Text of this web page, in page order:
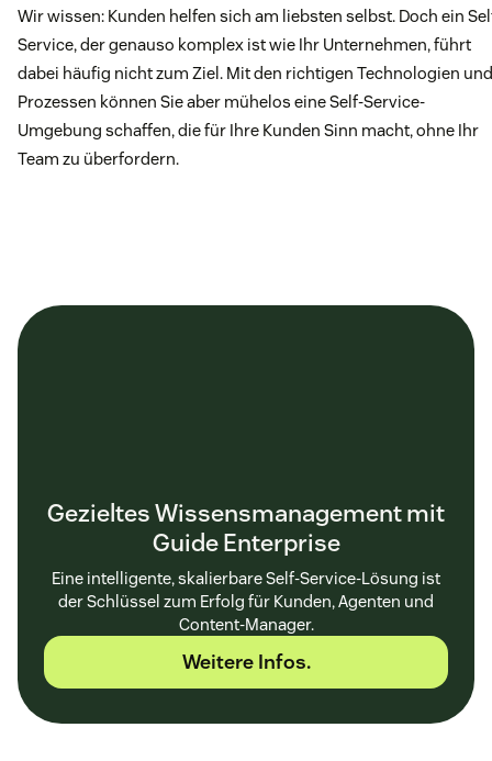
Wir wissen: Kunden helfen sich am liebsten selbst. Doch ein
Service, der genauso komplex ist wie Ihr Unternehmen, führt
dabei häufig nicht zum Ziel. Mit den richtigen Technologien und
Prozessen können Sie aber mühelos eine Self-Service-
Umgebung schaffen, die für Ihre Kunden Sinn macht, ohne Ihr
Team zu überfordern.
Gezieltes Wissensmanagement mit
Guide Enterprise
Eine intelligente, skalierbare Self-Service-Lösung ist
der Schlüssel zum Erfolg für Kunden, Agenten und
Content-Manager.
Weitere Infos.